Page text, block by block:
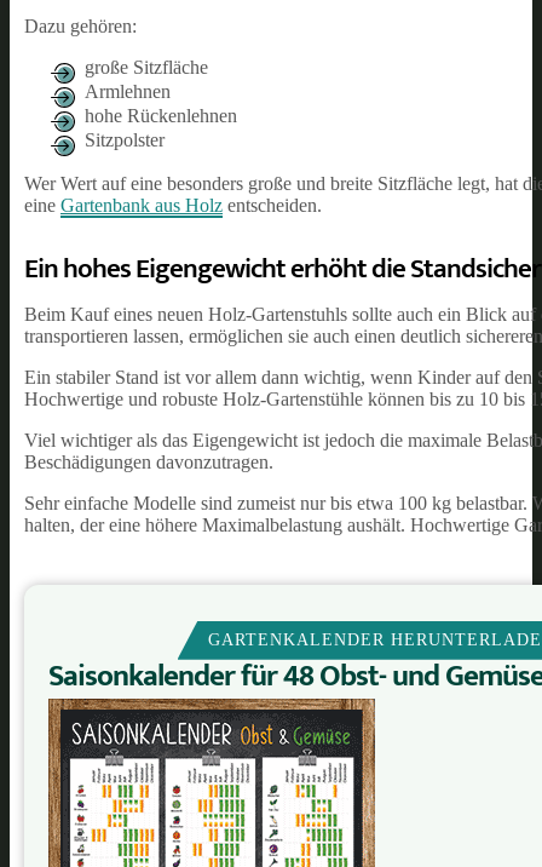
Dazu gehören:
große Sitzfläche
Armlehnen
hohe Rückenlehnen
Sitzpolster
Wer Wert auf eine besonders große und breite Sitzfläche legt, hat
eine Gartenbank aus Holz entscheiden.
Ein hohes Eigengewicht erhöht die
Beim Kauf eines neuen Holz-Gartenstuhls sollte auch ein Blick
transportieren lassen, ermöglichen sie auch einen deutlich
Ein stabiler Stand ist vor allem dann wichtig, wenn Kinder auf den
Hochwertige und robuste Holz-Gartenstühle können bis zu 10 bis
Viel wichtiger als das Eigengewicht ist jedoch die maximale
Beschädigungen davonzutragen.
Sehr einfache Modelle sind zumeist nur bis etwa 100 kg
halten, der eine höhere Maximalbelastung aushält. Hochwertige
GARTENKALENDER
Saisonkalender für 48 Obst- und